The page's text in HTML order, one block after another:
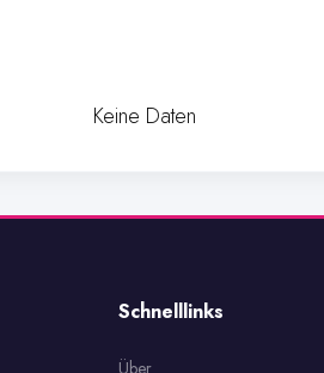
Keine Daten
Schnelllinks